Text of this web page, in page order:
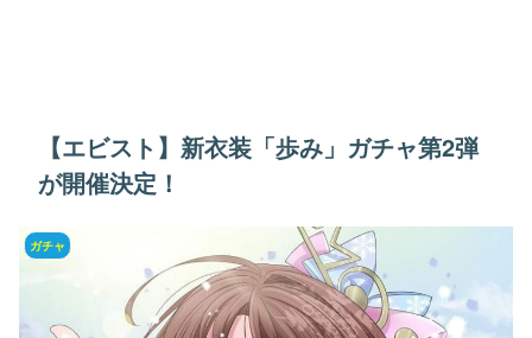
【エビスト】新衣装「歩み」ガチャ第2弾
が開催決定！
ガチャ